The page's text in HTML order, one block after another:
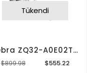
Tükendi
Zebra ZQ32-A0E02TE-00 Mobil Yazıcı ve Power Supply
$555.22
$899.98